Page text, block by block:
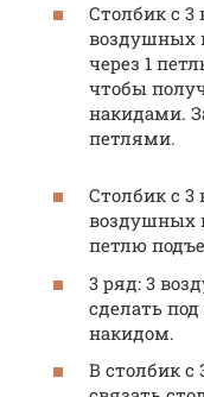
Столбик с 3
воздушных
через 1
чтобы
накидами.
петлями.
Столбик с 3
воздушных
петлю
3 ряд: 3
сделать под
накидом.
В столбик